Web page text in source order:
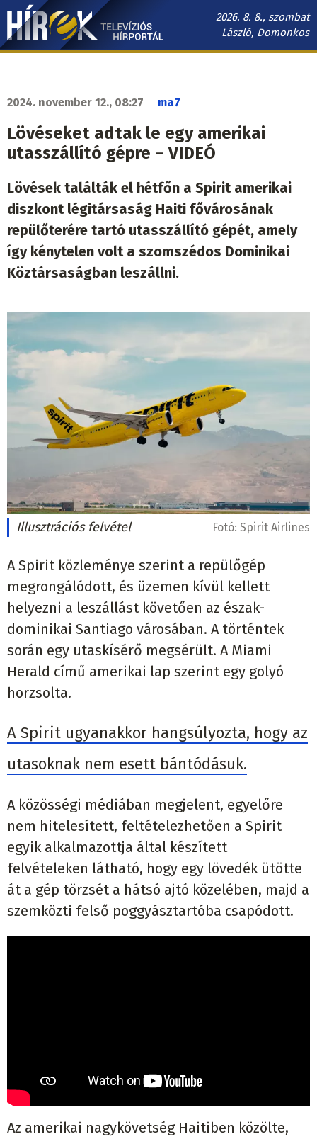
Ugrás
tartalomra
2026. 8. 8., szombat
László, Domonkos
Hírek.sk
2024. november 12., 08:27 ma7
Lövéseket adtak le egy amerikai
utasszállító gépre – VIDEÓ
Lövések találták el hétfőn a Spirit amerikai
diszkont légitársaság Haiti fővárosának
repülőterére tartó utasszállító gépét, amely
így kénytelen volt a szomszédos Dominikai
Köztársaságban leszállni.
Illusztrációs felvétel Fotó: Spirit Airlines
A Spirit közleménye szerint a repülőgép
megrongálódott, és üzemen kívül kellett
helyezni a leszállást követően az észak-
dominikai Santiago városában. A történtek
során egy utaskísérő megsérült. A Miami
Herald című amerikai lap szerint egy golyó
horzsolta.
A Spirit ugyanakkor hangsúlyozta, hogy az
utasoknak nem esett bántódásuk.
A közösségi médiában megjelent, egyelőre
nem hitelesített, feltételezhetően a Spirit
egyik alkalmazottja által készített
felvételeken látható, hogy egy lövedék ütötte
át a gép törzsét a hátsó ajtó közelében, majd a
szemközti felső poggyásztartóba csapódott.
Az amerikai nagykövetség Haitiben közölte,